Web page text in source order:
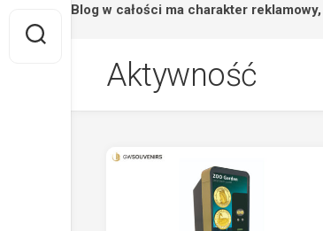
Strona/Blog w całości ma charakter
Aktywność